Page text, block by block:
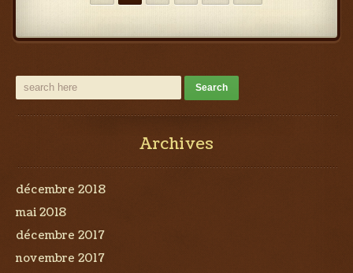
Archives
décembre 2018
mai 2018
décembre 2017
novembre 2017